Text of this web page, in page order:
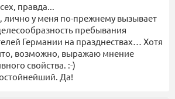
правда...
лично у меня по-прежнему вызывает
пребывания
Германии на празднествах… Хотя
возможно, выражаю мнение
свойства. :-)
Да!